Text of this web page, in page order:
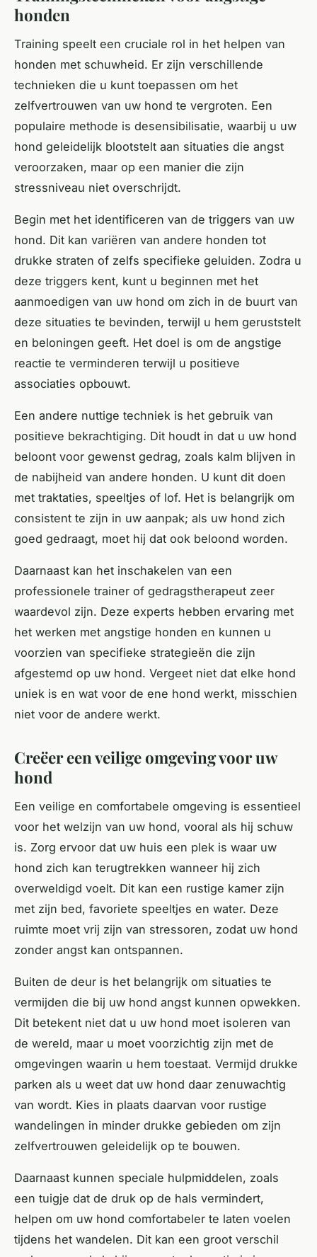
honden
Training speelt een cruciale rol in het helpen van
honden met schuwheid. Er zijn verschillende
technieken die u kunt toepassen om het
zelfvertrouwen van uw hond te vergroten. Een
populaire methode is desensibilisatie, waarbij u uw
hond geleidelijk blootstelt aan situaties die angst
veroorzaken, maar op een manier die zijn
stressniveau niet overschrijdt.
Begin met het identificeren van de triggers van uw
hond. Dit kan variëren van andere honden tot
drukke straten of zelfs specifieke geluiden. Zodra u
deze triggers kent, kunt u beginnen met het
aanmoedigen van uw hond om zich in de buurt van
deze situaties te bevinden, terwijl u hem geruststelt
en beloningen geeft. Het doel is om de angstige
reactie te verminderen terwijl u positieve
associaties opbouwt.
Een andere nuttige techniek is het gebruik van
positieve bekrachtiging. Dit houdt in dat u uw hond
beloont voor gewenst gedrag, zoals kalm blijven in
de nabijheid van andere honden. U kunt dit doen
met traktaties, speeltjes of lof. Het is belangrijk om
consistent te zijn in uw aanpak; als uw hond zich
goed gedraagt, moet hij dat ook beloond worden.
Daarnaast kan het inschakelen van een
professionele trainer of gedragstherapeut zeer
waardevol zijn. Deze experts hebben ervaring met
het werken met angstige honden en kunnen u
voorzien van specifieke strategieën die zijn
afgestemd op uw hond. Vergeet niet dat elke hond
uniek is en wat voor de ene hond werkt, misschien
niet voor de andere werkt.
Creëer een veilige omgeving voor uw
hond
Een veilige en comfortabele omgeving is essentieel
voor het welzijn van uw hond, vooral als hij schuw
is. Zorg ervoor dat uw huis een plek is waar uw
hond zich kan terugtrekken wanneer hij zich
overweldigd voelt. Dit kan een rustige kamer zijn
met zijn bed, favoriete speeltjes en water. Deze
ruimte moet vrij zijn van stressoren, zodat uw hond
zonder angst kan ontspannen.
Buiten de deur is het belangrijk om situaties te
vermijden die bij uw hond angst kunnen opwekken.
Dit betekent niet dat u uw hond moet isoleren van
de wereld, maar u moet voorzichtig zijn met de
omgevingen waarin u hem toestaat. Vermijd drukke
parken als u weet dat uw hond daar zenuwachtig
van wordt. Kies in plaats daarvan voor rustige
wandelingen in minder drukke gebieden om zijn
zelfvertrouwen geleidelijk op te bouwen.
Daarnaast kunnen speciale hulpmiddelen, zoals
een tuigje dat de druk op de hals vermindert,
helpen om uw hond comfortabeler te laten voelen
tijdens het wandelen. Dit kan een groot verschil